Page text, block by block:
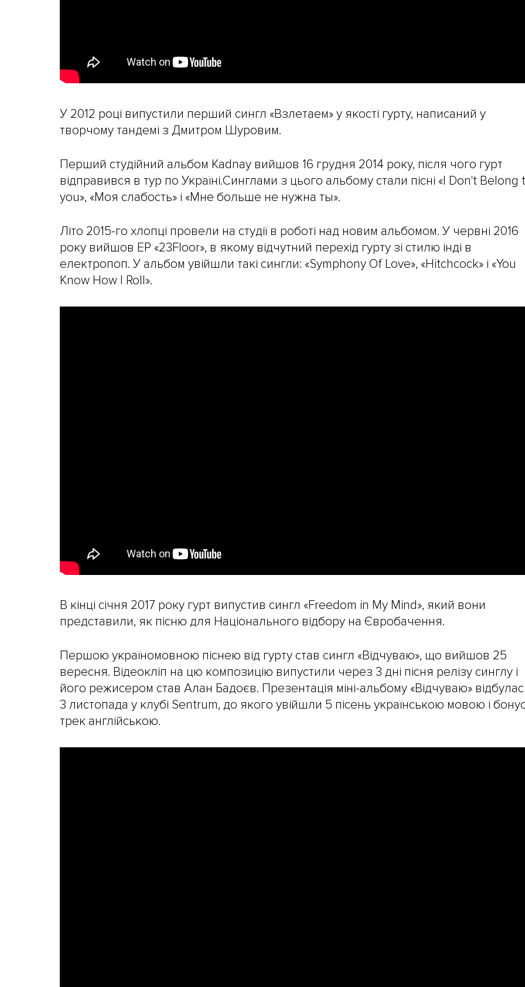
У 2012 році випустили перший сингл «Взлетаем» у якості гурту, написаний у
творчому тандемі з Дмитром Шуровим.
Перший студійний альбом Kadnay вийшов 16 грудня 2014 року, після чого гурт
відправився в тур по Україні.Синглами з цього альбому стали пісні «I Don't Belong
you», «Моя слабость» і «Мне больше не нужна ты».
Літо 2015-го хлопці провели на студії в роботі над новим альбомом. У червні 2016
року вийшов EP «23Floor», в якому відчутний перехід гурту зі стилю інді в
електропоп. У альбом увійшли такі сингли: «Symphony Of Love», «Hitchcock» і «You
Know How I Roll».
В кінці січня 2017 року гурт випустив сингл «Freedom in My Mind», який вони
представили, як пісню для Національного відбору на Євробачення.
Першою україномовною піснею від гурту став сингл «Відчуваю», що вийшов 25
вересня. Відеокліп на цю композицію випустили через 3 дні пісня релізу синглу і
його режисером став Алан Бадоєв. Презентація міні-альбому «Відчуваю»
3 листопада у клубі Sentrum, до якого увійшли 5 пісень українською мовою і
трек англійською.